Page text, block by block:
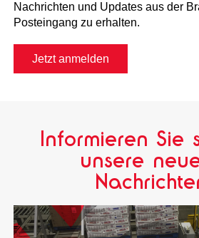
Nachrichten und Updates aus der
Posteingang zu erhalten.
Jetzt anmelden
Informieren Sie
unsere